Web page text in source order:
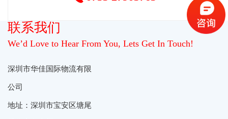
联系我们
We’d Love to Hear From You, Lets Get In Touch!
深圳市华佳国际物流有限
公司
地址：深圳市宝安区塘尾